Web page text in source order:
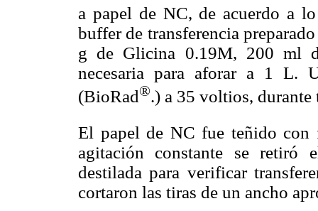
a papel de NC, de acuerdo a
buffer de transferencia
g de Glicina 0.19M, 200 ml
necesaria para aforar a 1 L.
(BioRad®.) a 35 voltios, durante
El papel de NC fue teñido con
agitación constante se retiró
destilada para verificar
cortaron las tiras de un ancho